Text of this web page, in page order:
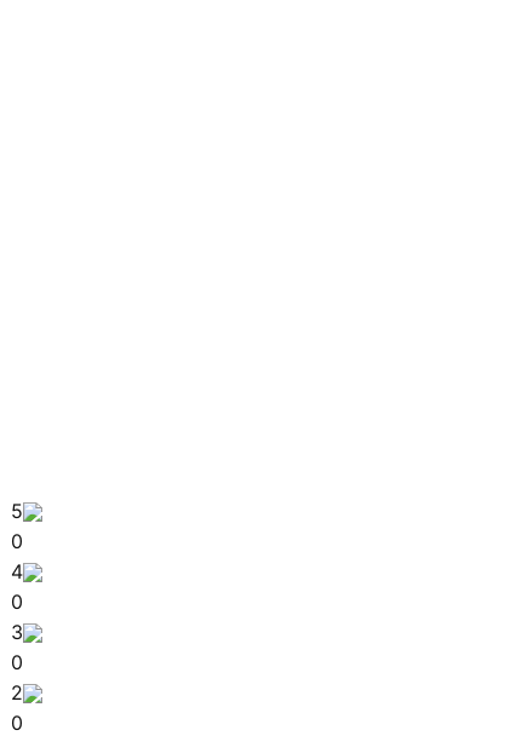
5
0
4
0
3
0
2
0